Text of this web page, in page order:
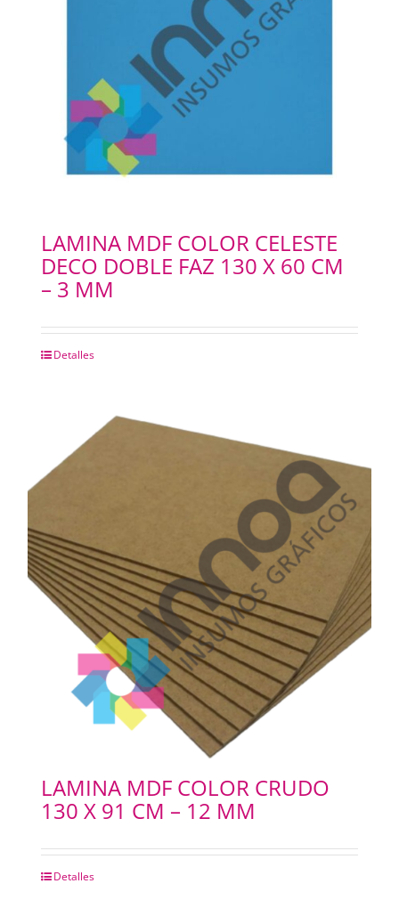
LAMINA MDF COLOR CELESTE
DECO DOBLE FAZ 130 X 60 CM
– 3 MM
Detalles
LAMINA MDF COLOR CRUDO
130 X 91 CM – 12 MM
Detalles